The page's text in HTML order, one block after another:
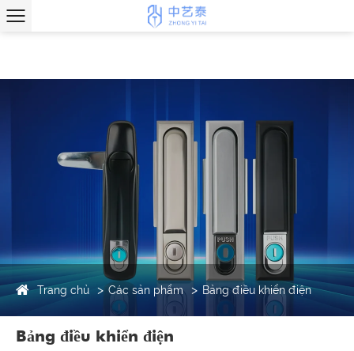
Trang chủ Các sản phẩm Bảng điều khiển điện
Bảng điều khiển điện